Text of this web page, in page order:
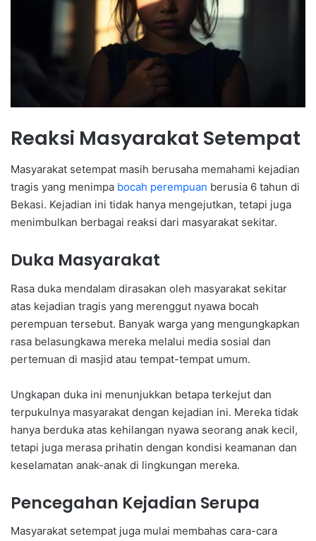
Reaksi Masyarakat Setempat
Masyarakat setempat masih berusaha memahami kejadian
tragis yang menimpa bocah perempuan berusia 6 tahun di
Bekasi. Kejadian ini tidak hanya mengejutkan, tetapi juga
menimbulkan berbagai reaksi dari masyarakat sekitar.
Duka Masyarakat
Rasa duka mendalam dirasakan oleh masyarakat sekitar
atas kejadian tragis yang merenggut nyawa bocah
perempuan tersebut. Banyak warga yang mengungkapkan
rasa belasungkawa mereka melalui media sosial dan
pertemuan di masjid atau tempat-tempat umum.
Ungkapan duka ini menunjukkan betapa terkejut dan
terpukulnya masyarakat dengan kejadian ini. Mereka tidak
hanya berduka atas kehilangan nyawa seorang anak kecil,
tetapi juga merasa prihatin dengan kondisi keamanan dan
keselamatan anak-anak di lingkungan mereka.
Pencegahan Kejadian Serupa
Masyarakat setempat juga mulai membahas cara-cara